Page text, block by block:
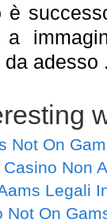
è
a
adesso
Not On
Non
Legali
Not On